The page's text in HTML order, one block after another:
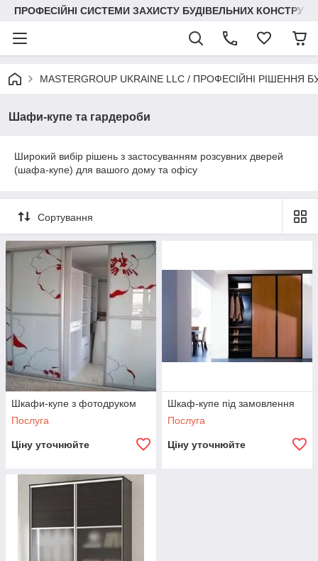
ПРОФЕСІЙНІ СИСТЕМИ ЗАХИСТУ БУДІВЕЛЬНИХ КОНСТРУКЦІЙ
MASTERGROUP UKRAINE LLC / ПРОФЕСІЙНІ РІШЕННЯ
Шафи-купе та гардероби
Широкий вибір рішень з застосуванням розсувних дверей
(шафа-купе) для вашого дому та офісу
Сортування
Шкафи-купе з фотодруком
Послуга
Ціну уточнюйте
Шкаф-купе під замовлення
Послуга
Ціну уточнюйте